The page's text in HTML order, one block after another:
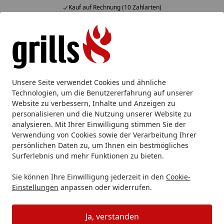
Unsere Seite verwendet Cookies und ähnliche
Technologien, um die Benutzererfahrung auf unserer
Website zu verbessern, Inhalte und Anzeigen zu
personalisieren und die Nutzung unserer Website zu
analysieren. Mit Ihrer Einwilligung stimmen Sie der
Verwendung von Cookies sowie der Verarbeitung Ihrer
persönlichen Daten zu, um Ihnen ein bestmögliches
Surferlebnis und mehr Funktionen zu bieten.
Sie können Ihre Einwilligung jederzeit in den Cookie-
Einstellungen anpassen oder widerrufen.
Ja, verstanden
Kauf auf Rechnung (10 Zahlarten)
Alle Produkte
Mein Konto
Suchen
Startseite
Ersatzteile Big Green Egg Ersatzteile
Big Green Egg Fire Ring 2XL